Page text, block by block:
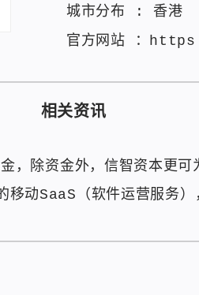
城市分布 : 香港
官方网站 ：
相关资讯
，除资金外，信智资本更
移动SaaS（软件运营服务